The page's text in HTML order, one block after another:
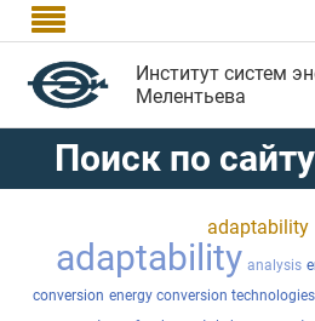

Институт систем
Мелентьева
Поиск по сайту
adaptability
adaptability analysis
conversion energy conversion technologies